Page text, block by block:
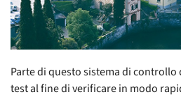
Parte di questo sistema di
test al fine di verificare in modo